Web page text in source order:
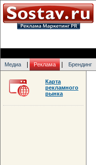
Медиа Реклама Брендинг
Карта
рекламного
рынка